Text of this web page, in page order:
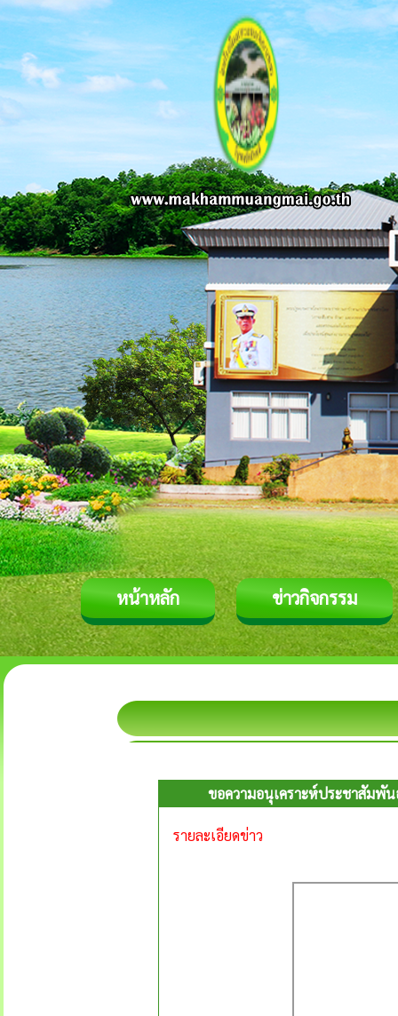
หน้าหลัก ข่าวกิจกรรม
ขอความอนุเคราะห์ประชาสัมพั
รายละเอียดข่าว